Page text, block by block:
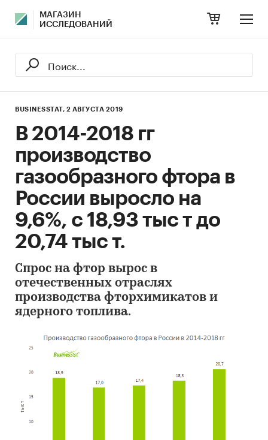
МАГАЗИН
ИССЛЕДОВАНИЙ
BUSINESSTAT, 2 АВГУСТА 2019
В 2014-2018 гг
производство
газообразного фтора в
России выросло на
9,6%, с 18,93 тыс т до
20,74 тыс т.
Спрос на фтор вырос в
отечественных отраслях
производства фторхимикатов и
ядерного топлива.